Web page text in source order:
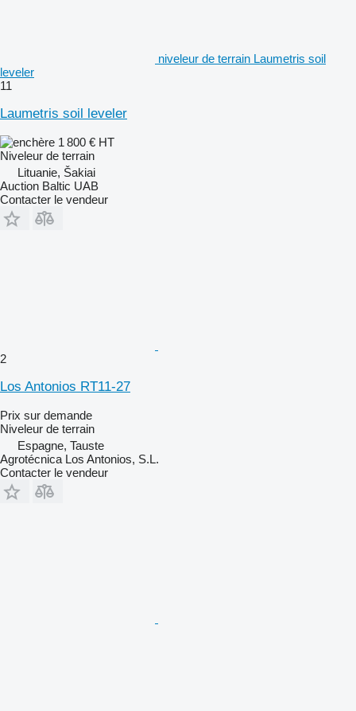
niveleur de terrain Laumetris soil
leveler
11
Laumetris soil leveler
1 800 € HT
Niveleur de terrain
Lituanie, Šakiai
Auction Baltic UAB
Contacter le vendeur
2
Los Antonios RT11-27
Prix sur demande
Niveleur de terrain
Espagne, Tauste
Agrotécnica Los Antonios, S.L.
Contacter le vendeur